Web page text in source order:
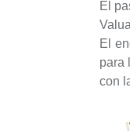
El
El
para
con